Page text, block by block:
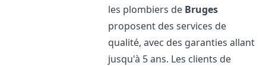
les plombiers de Bruges
proposent des services de
qualité, avec des garanties allant
jusqu'à 5 ans. Les clients de